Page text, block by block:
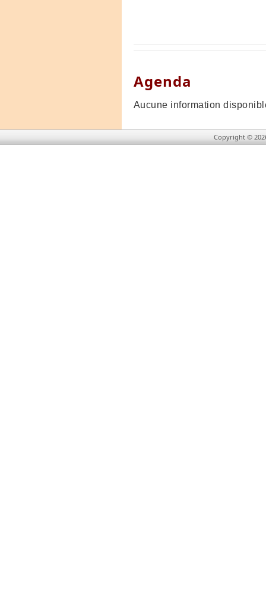
Agenda
Aucune information
Copyright ©